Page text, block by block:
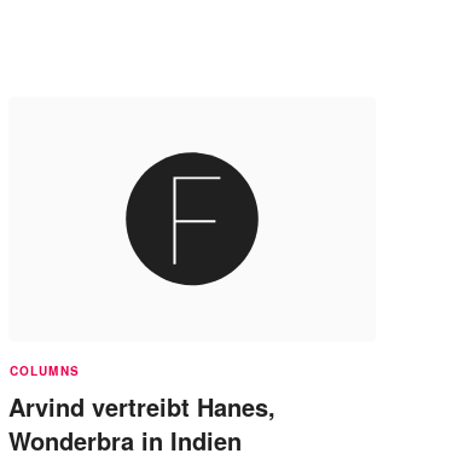
COLUMNS
Arvind vertreibt Hanes,
Wonderbra in Indien